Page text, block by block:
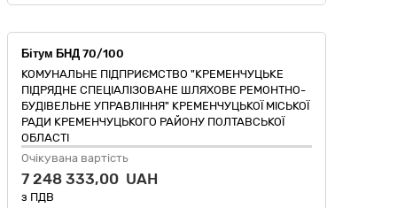
Бітум БНД 70/100
КОМУНАЛЬНЕ ПІДПРИЄМСТВО "КРЕМЕНЧУЦЬКЕ
ПІДРЯДНЕ СПЕЦІАЛІЗОВАНЕ ШЛЯХОВЕ РЕМОНТНО-
БУДІВЕЛЬНЕ УПРАВЛІННЯ" КРЕМЕНЧУЦЬКОЇ МІСЬКОЇ
РАДИ КРЕМЕНЧУЦЬКОГО РАЙОНУ ПОЛТАВСЬКОЇ
ОБЛАСТІ
Очікувана вартість
7 248 333,00 UAH
з ПДВ